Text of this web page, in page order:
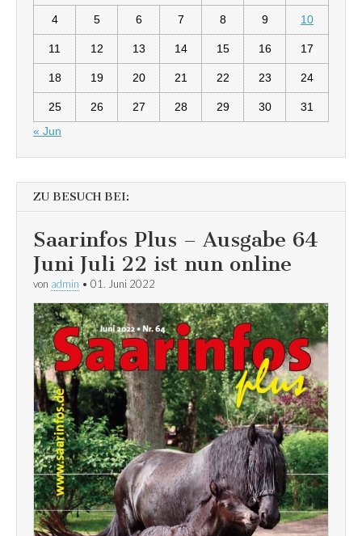
4 5 6 7 8 9 10
11 12 13 14 15 16 17
18 19 20 21 22 23 24
25 26 27 28 29 30
31
« Jun
ZU BESUCH BEI:
Saarinfos Plus – Ausgabe 64
Juni Juli 22 ist nun online
von admin • 01. Juni 2022